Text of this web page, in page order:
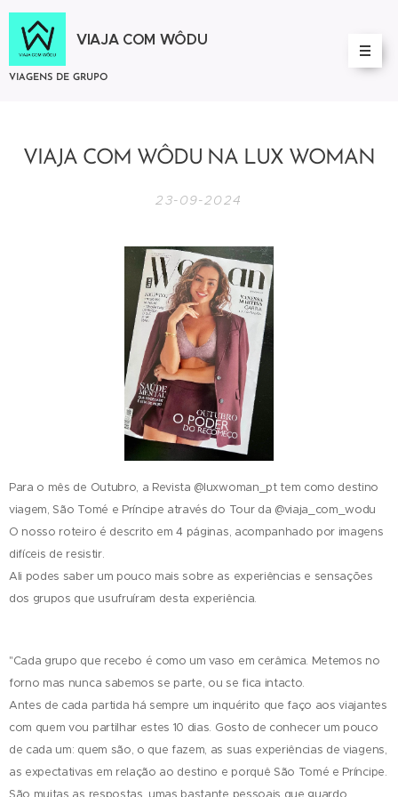
VIAJA COM WÔDU
VIAGENS DE GRUPO
VIAJA COM WÔDU NA LUX WOMAN
23-09-2024
Para o mês de Outubro, a Revista @luxwoman_pt tem como destino
viagem, São Tomé e Príncipe através do Tour da @viaja_com_wodu
O nosso roteiro é descrito em 4 páginas, acompanhado por imagens
difíceis de resistir.
Ali podes saber um pouco mais sobre as experiências e sensações
dos grupos que usufruíram desta experiência.
"Cada grupo que recebo é como um vaso em cerâmica. Metemos no
forno mas nunca sabemos se parte, ou se fica intacto.
Antes de cada partida há sempre um inquérito que faço aos viajantes
com quem vou partilhar estes 10 dias. Gosto de conhecer um pouco
de cada um: quem são, o que fazem, as suas experiências de viagens,
as expectativas em relação ao destino e porquê São Tomé e Príncipe.